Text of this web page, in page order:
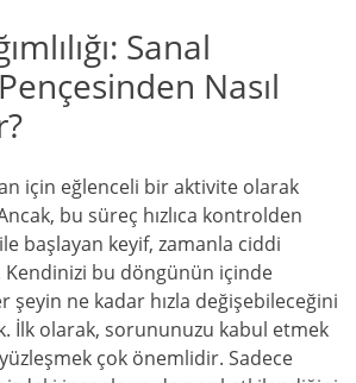
Sanal
Nasıl
için eğlenceli bir aktivite olarak
bu süreç hızlıca kontrolden
başlayan keyif, zamanla ciddi
Kendinizi bu döngünün içinde
şeyin ne kadar hızla değişebileceğini
İlk olarak, sorununuzu kabul etmek
yüzleşmek çok önemlidir. Sadece